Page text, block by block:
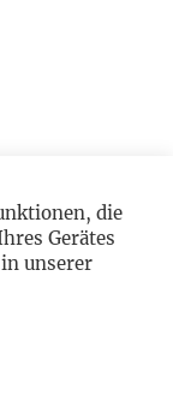
die
Gerätes
unserer